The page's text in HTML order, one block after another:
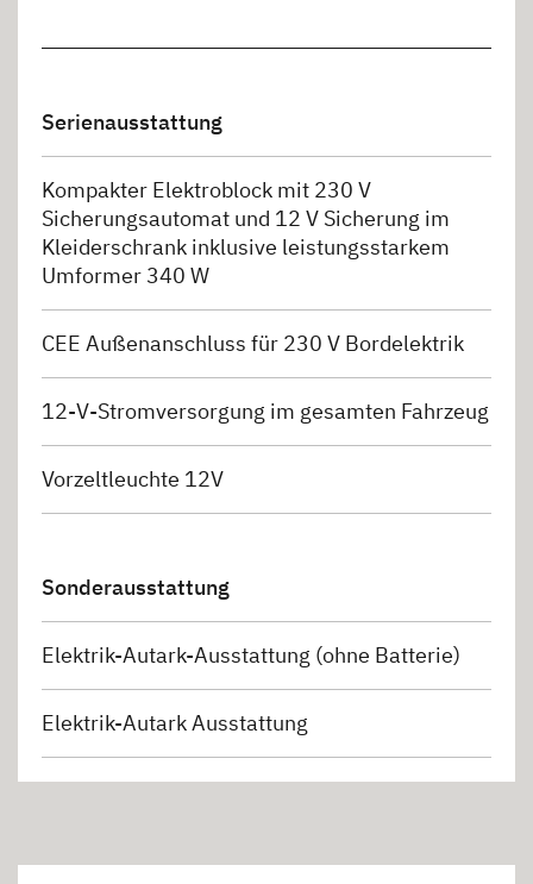
Serienausstattung
Kompakter Elektroblock mit 230 V
Sicherungsautomat und 12 V Sicherung im
Kleiderschrank inklusive leistungsstarkem
Umformer 340 W
CEE Außenanschluss für 230 V Bordelektrik
12-V-Stromversorgung im gesamten Fahrzeug
Vorzeltleuchte 12V
Sonderausstattung
Elektrik-Autark-Ausstattung (ohne Batterie)
Elektrik-Autark Ausstattung